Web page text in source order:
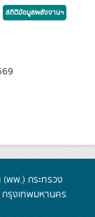
สถิติข้อมูลพลังงานฯ
พ.) กระทรวง
รุงเทพมหานคร